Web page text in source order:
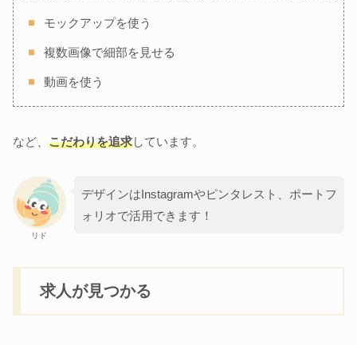
モックアップを使う
複数画像で細部を見せる
動画を使う
など、 こだわりを追求しています。
リド
デザインはInstagramやピンタレスト、ポートフ
ォリオで活用できます！
求人が見つかる